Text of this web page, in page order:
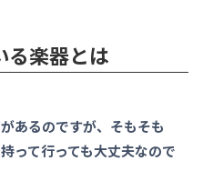
る楽器とは
あるのですが、そもそも
って行っても大丈夫なので